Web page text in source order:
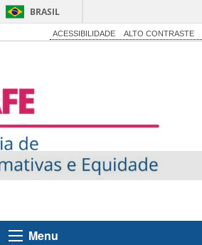
BRASIL
ACESSIBILIDADE ALTO CONTRASTE
Menu